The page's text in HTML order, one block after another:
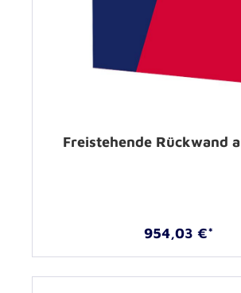
Freistehende Rückwand
954,03 €*